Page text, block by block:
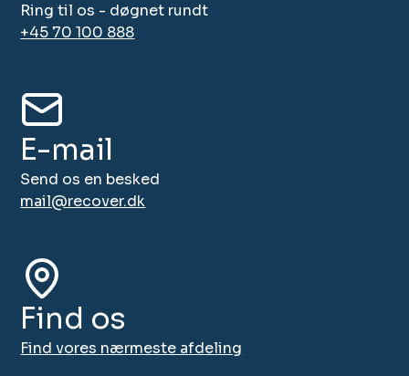
Ring til os - døgnet rundt
+45 70 100 888
E-mail
Send os en besked
mail@recover.dk
Find os
Find vores nærmeste afdeling